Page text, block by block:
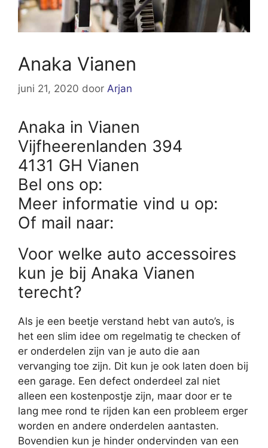
Anaka Vianen
juni 21, 2020 door Arjan
Anaka in Vianen
Vijfheerenlanden 394
4131 GH Vianen
Bel ons op:
Meer informatie vind u op:
Of mail naar:
Voor welke auto accessoires
kun je bij Anaka Vianen
terecht?
Als je een beetje verstand hebt van auto’s, is
het een slim idee om regelmatig te checken of
er onderdelen zijn van je auto die aan
vervanging toe zijn. Dit kun je ook laten doen bij
een garage. Een defect onderdeel zal niet
alleen een kostenpostje zijn, maar door er te
lang mee rond te rijden kan een probleem erger
worden en andere onderdelen aantasten.
Bovendien kun je hinder ondervinden van een